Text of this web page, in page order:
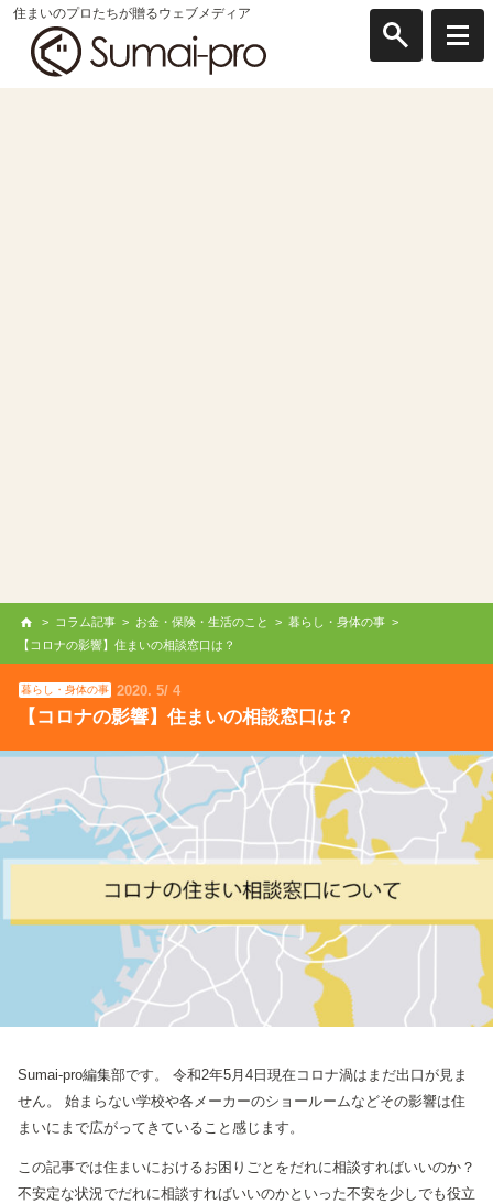
住まいのプロたちが贈るウェブメディア
> コラム記事 > お金・保険・生活のこと > 暮らし・身体の事 >
【コロナの影響】住まいの相談窓口は？
暮らし・身体の事 2020 5 4
【コロナの影響】住まいの相談窓口は？
Sumai-pro編集部です。
令和2年5月4日現在コロナ渦はまだ出口が見ま
せん。
始まらない学校や各メーカーのショールームなどその影響は住
まいにまで広がってきていること感じます。
この記事では住まいにおけるお困りごとをだれに相談すればいいのか？
不安定な状況でだれに相談すればいいのかといった不安を少しでも役立